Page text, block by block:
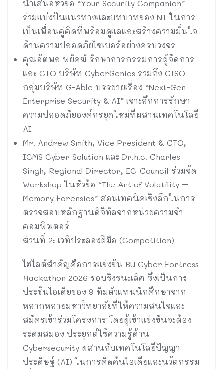
นำเสนอหัวข้อ “Your Security Companion”
ร่วมแบ่งปันแนวทางและบทบาทของ NT ในการ
เป็นเพื่อนคู่คิดที่พร้อมดูแลและสร้างความมั่นใจ
ด้านความปลอดภัยไซเบอร์อย่างครบวงจร
คุณอัตพล พยัคฆ์ รักษาการกรรมการผู้จัดการ
และ CTO บริษัท CyberGenics รวมถึง CISO
กลุ่มบริษัท G-Able บรรยายเรื่อง “Next-Gen
Enterprise Security & AI” เจาะลึกการรักษา
ความปลอดภัยองค์กรยุคใหม่ที่ผสานเทคโนโลยี
AI
Mr. Andrew Smith, Vice President & CTO,
ICMS Cyber Solution และ Dr.h.c. Charles
Singh, Regional Director, EC-Council ร่วมจัด
Workshop ในหัวข้อ “The Art of Volatility –
Memory Forensics” สอนเทคนิคเชิงลึกในการ
ตรวจสอบหลักฐานดิจิทัลจากหน่วยความจำ
คอมพิวเตอร์
ส่วนที่ 2: เวทีประลองฝีมือ (Competition)
ไฮไลต์สำคัญคือการแข่งขัน BU Cyber Fortress
Hackathon 2026 รอบชิงชนะเลิศ ซึ่งเป็นการ
ประชันไอเดียของ 9 ทีมตัวแทนนักศึกษาจาก
หลากหลายมหาวิทยาลัยที่ให้ความสนใจและ
สมัครเข้าร่วมโครงการ โดยผู้เข้าแข่งขันจะต้อง
ระดมสมอง ประยุกต์ใช้ความรู้ด้าน
Cybersecurity ผสานกับเทคโนโลยีปัญญา
ประดิษฐ์ (AI) ในการคิดค้นไอเดียและนวัตกรรม